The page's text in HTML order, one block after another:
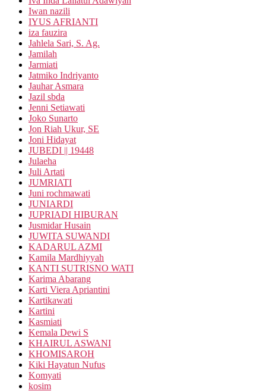
Iwan nazili
IYUS AFRIANTI
iza fauzira
Jahlela Sari, S. Ag.
Jamilah
Jarmiati
Jatmiko Indriyanto
Jauhar Asmara
Jazil sbda
Jenni Setiawati
Joko Sunarto
Jon Riah Ukur, SE
Joni Hidayat
JUBEDI || 19448
Julaeha
Juli Artati
JUMRIATI
Juni rochmawati
JUNIARDI
JUPRIADI HIBURAN
Jusmidar Husain
JUWITA SUWANDI
KADARUL AZMI
Kamila Mardhiyyah
KANTI SUTRISNO WATI
Karima Abarang
Karti Viera Apriantini
Kartikawati
Kartini
Kasmiati
Kemala Dewi S
KHAIRUL ASWANI
KHOMISAROH
Kiki Hayatun Nufus
Komyati
kosim